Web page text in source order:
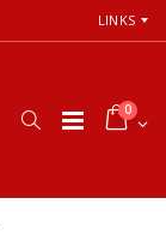
LINKS
0